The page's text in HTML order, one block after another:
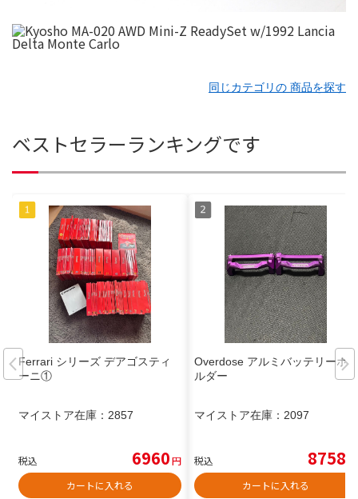
同じカテゴリの 商品を探す
ベストセラーランキングです
Ferrari シリーズ デアゴスティ
ーニ①
マイストア在庫： 2857
税込 6960円
カートに入れる
Overdose アルミバッテリーホ
ルダー
マイストア在庫： 2097
税込 8758
カートに入れる